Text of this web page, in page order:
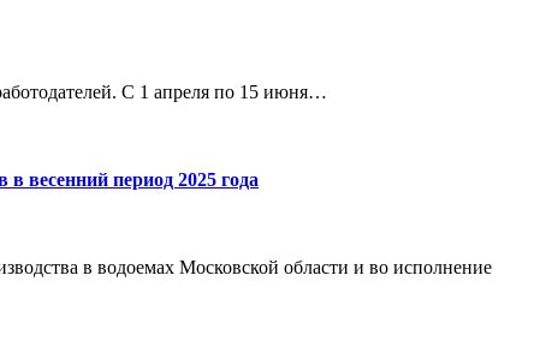
С 1 апреля по 15 июня…
весенний период 2025 года
в водоемах Московской области и во исполнение